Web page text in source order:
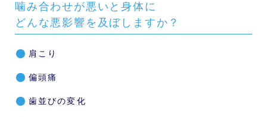
噛み合わせが悪いと身体に
どんな悪影響を及ぼしますか？
肩こり
偏頭痛
歯並びの変化